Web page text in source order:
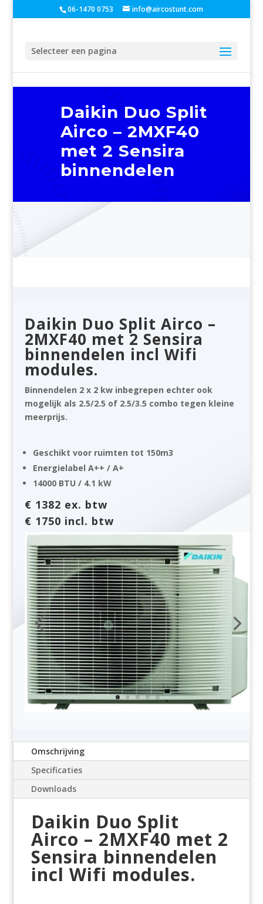
06-1470 0753 info@aircostunt.com
Selecteer een pagina
Daikin Duo Split
Airco – 2MXF40
met 2 Sensira
binnendelen
Daikin Duo Split Airco –
2MXF40 met 2 Sensira
binnendelen incl Wifi
modules.
Binnendelen 2 x 2 kw inbegrepen echter ook
mogelijk als 2.5/2.5 of 2.5/3.5 combo tegen kleine
meerprijs.
Geschikt voor ruimten tot 150m3
Energielabel A++ / A+
14000 BTU / 4.1 kW
€ 1382 ex. btw
€ 1750 incl. btw
Omschrijving
Specificaties
Downloads
Daikin Duo Split
Airco – 2MXF40 met 2
Sensira binnendelen
incl Wifi modules.